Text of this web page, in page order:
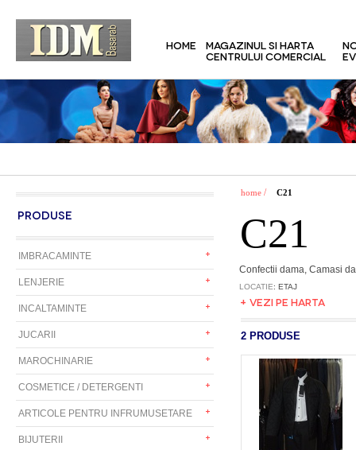
HOME
MAGAZINUL SI HARTA
CENTRULUI COMERCIAL
PRODUSE
IMBRACAMINTE
LENJERIE
INCALTAMINTE
JUCARII
MAROCHINARIE
COSMETICE / DETERGENTI
ARTICOLE PENTRU INFRUMUSETARE
BIJUTERII
home / C21
C21
Confectii dama, Camasi
LOCATIE: ETAJ
+ VEZI PE HARTA
2 PRODUSE